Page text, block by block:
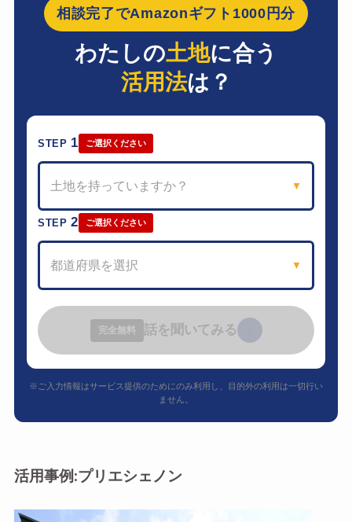
相談完了でAmazonギフト1000円分
わたしの土地に合う
活用法は？
STEP 1 ご選択ください
土地を持っていますか？ ▼
STEP2 ご選択ください
都道府県を選択 ▼
完全無料 話を聞いてみる
※ご入力情報はサービス提供のためにのみ利用し、目的外の利用は一切行い
ません。
活用事例:プリエシェノン